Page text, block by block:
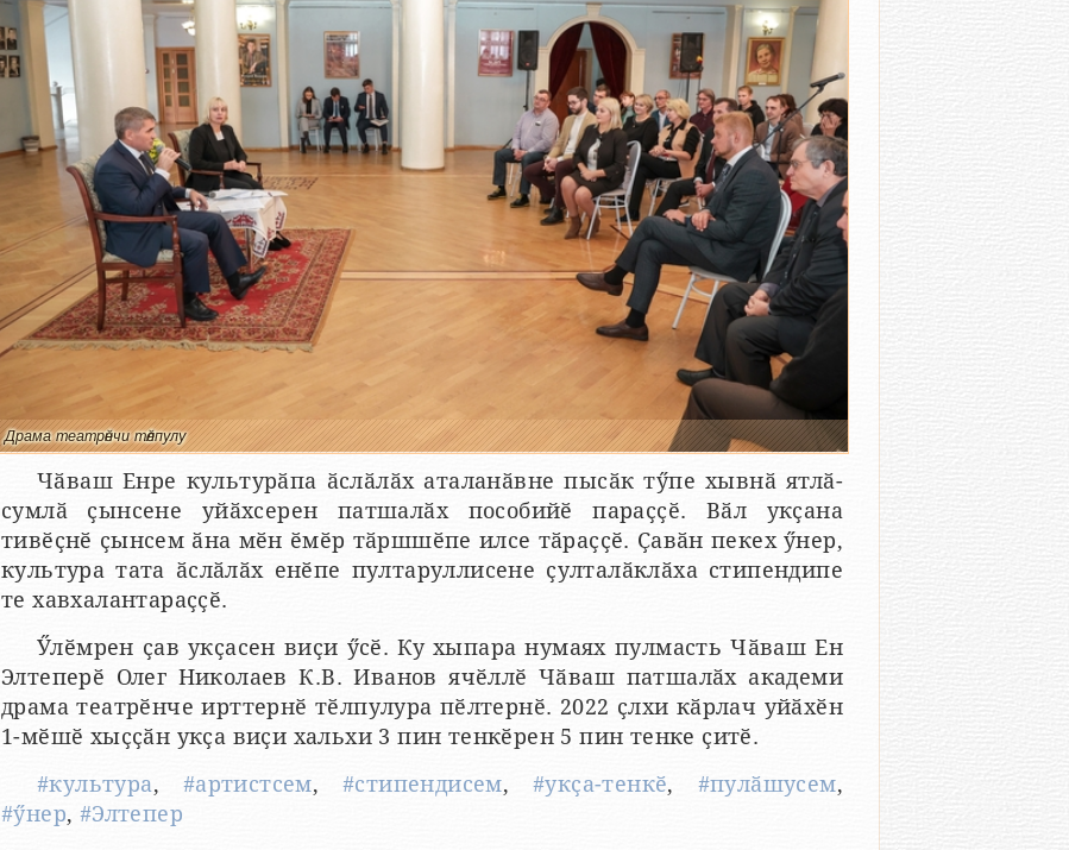
Драма театрӗнчи тӗлпулу
Чӑваш Енре культурӑпа ӑслӑлӑх аталанӑвне пысӑк тӳпе хывнӑ ятлӑ-
сумлӑ ҫынсене уйӑхсерен патшалӑх пособийӗ параҫҫӗ. Вӑл укҫана
тивӗҫнӗ ҫынсем ӑна мӗн ӗмӗр тӑршшӗпе илсе тӑраҫҫӗ. Ҫавӑн пекех ӳнер,
культура тата ӑслӑлӑх енӗпе пултаруллисене ҫулталӑклӑха стипендипе
те хавхалантараҫҫӗ.
Ӳлӗмрен ҫав укҫасен виҫи ӳсӗ. Ку хыпара нумаях пулмасть Чӑваш Ен
Элтеперӗ Олег Николаев К.В. Иванов ячӗллӗ Чӑваш патшалӑх академи
драма театрӗнче ирттернӗ тӗлпулура пӗлтернӗ. 2022 ҫлхи кӑрлач уйӑхӗн
1-мӗшӗ хыҫҫӑн укҫа виҫи хальхи 3 пин тенкӗрен 5 пин тенке ҫитӗ.
#культура, #артистсем, #стипендисем, #укҫа-тенкӗ, #пулӑшусем,
#ӳнер, #Элтепер